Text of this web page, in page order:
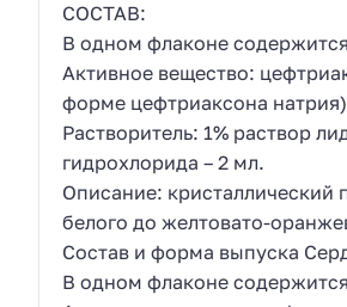
СОСТАВ:
В одном флаконе
Активное вещество:
форме цефтриаксона натрия)
Растворитель: 1% раствор
гидрохлорида – 2 мл.
Описание: кристаллический
белого до желтовато-
Состав и форма выпуска
В одном флаконе